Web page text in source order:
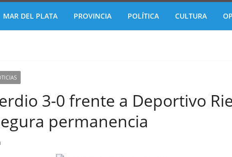
MAR DEL PLATA PROVINCIA POLÍTICA CULTURA
3-0 frente a Deportivo
permanencia